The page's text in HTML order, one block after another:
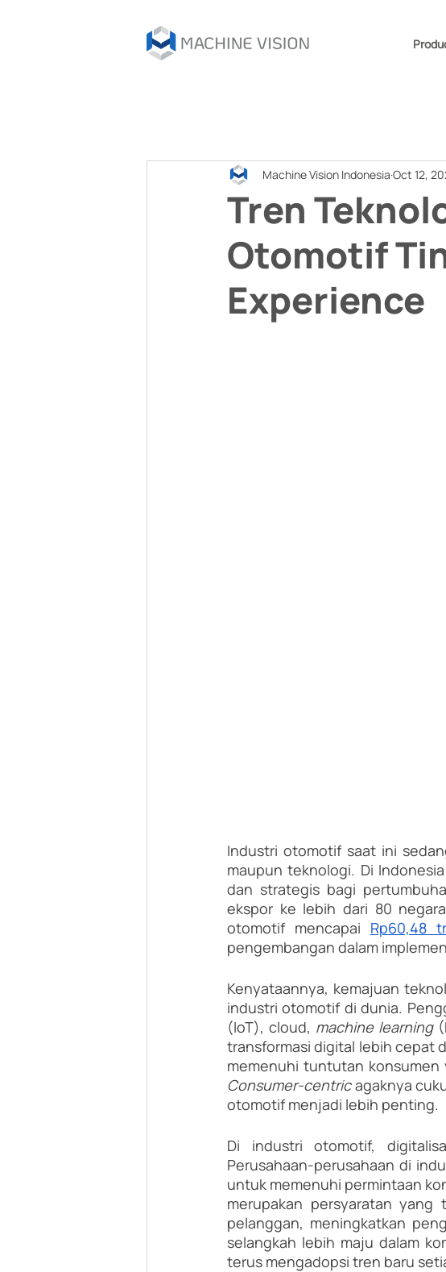
Tren
Otomotif
Experience
Machine Vision Indonesia Oct 12,
Industri otomotif saat ini
maupun teknologi. Di
dan strategis bagi
ekspor ke lebih dari 80
otomotif mencapai Rp60,48
pengembangan dalam
Kenyataannya, kemajuan
industri otomotif di dunia.
(IoT), cloud, machine learning
transformasi digital lebih cepat
Consumer-centric agaknya
otomotif menjadi lebih penting.
Di industri otomotif,
Perusahaan-perusahaan di
untuk memenuhi permintaan
merupakan persyaratan
pelanggan, meningkatkan
selangkah lebih maju dalam
terus mengadopsi tren baru